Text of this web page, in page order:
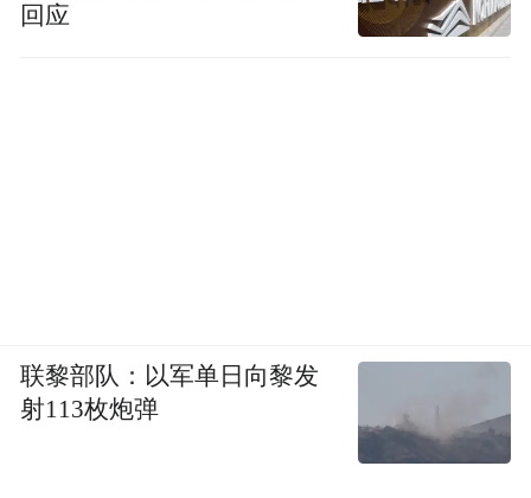
回应
联黎部队：以军单日向黎发
射113枚炮弹